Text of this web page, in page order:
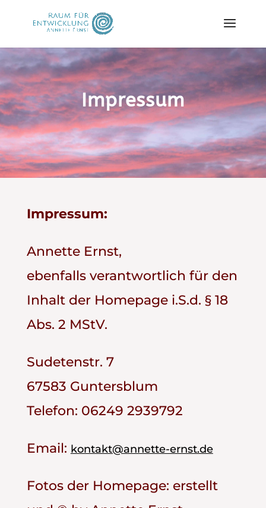
Impressum
Impressum:
Annette Ernst,
ebenfalls verantwortlich für den
Inhalt der Homepage i.S.d. § 18
Abs. 2 MStV.
Sudetenstr. 7
67583 Guntersblum
Telefon: 06249 2939792
Email: kontakt@annette-ernst.de
Fotos der Homepage: erstellt